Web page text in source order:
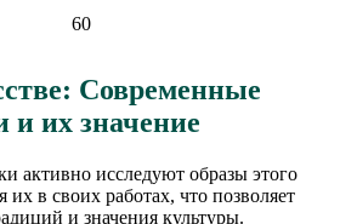
60
Современные
и их значение
активно исследуют образы этого
их в своих работах, что позволяет
и значения культуры.